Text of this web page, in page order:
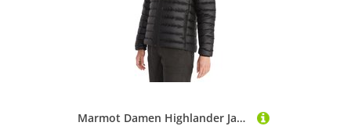
Marmot Damen Highlander Jacke